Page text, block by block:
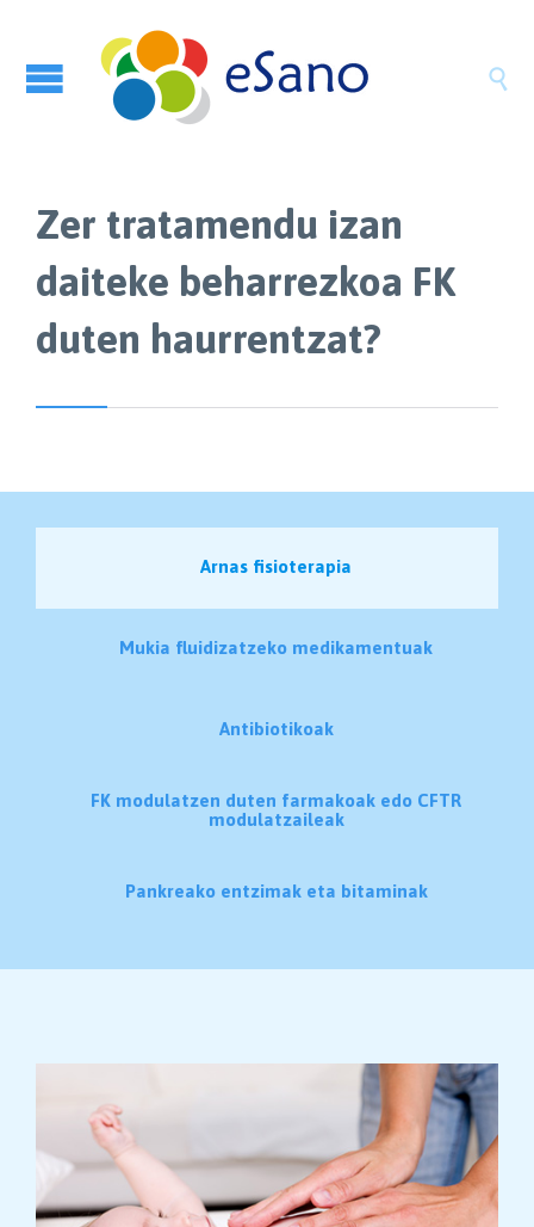

Zer tratamendu izan
daiteke beharrezkoa FK
duten haurrentzat?
Arnas fisioterapia
Mukia fluidizatzeko medikamentuak
Antibiotikoak
FK modulatzen duten farmakoak edo CFTR
modulatzaileak
Pankreako entzimak eta bitaminak